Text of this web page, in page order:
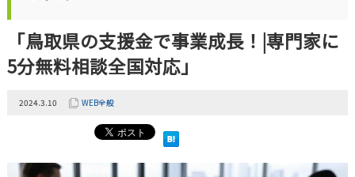
「鳥取県の支援金で事業成長！|専門家に
5分無料相談全国対応」
2024.3.10 WEB全般